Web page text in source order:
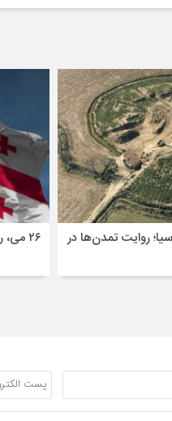
روایت تمدن‌ها در
۲۶ می، روز ملی گرجستان